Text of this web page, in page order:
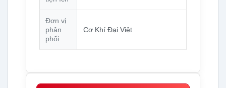
Đơn vị
phân
phối
Cơ Khí Đại Việt